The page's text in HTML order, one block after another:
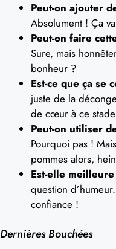
Peut-on ajouter
Absolument ! Ça
Peut-on faire
Sure, mais
bonheur ?
Est-ce que ça se
juste de la
de cœur à ce
Peut-on utiliser
Pourquoi pas !
pommes alors,
Est-elle
question
confiance !
Dernières Bouchées